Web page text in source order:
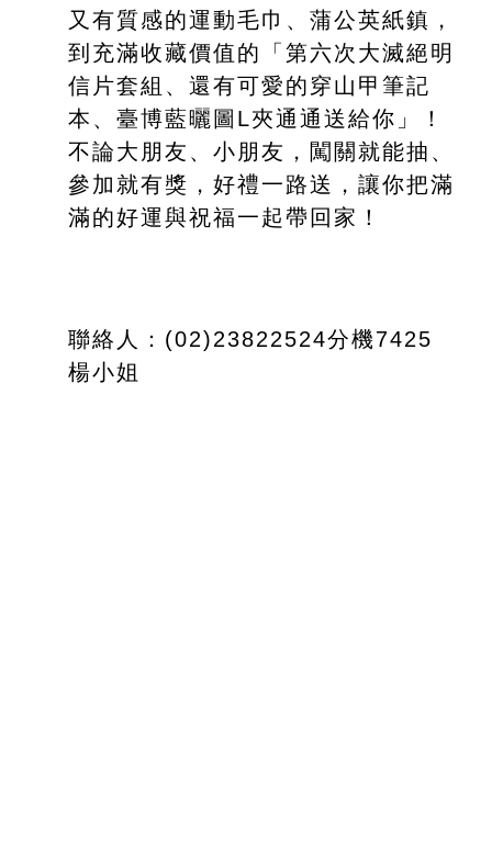
又有質感的運動毛巾、蒲公英紙鎮，
到充滿收藏價值的「第六次大滅絕明
信片套組、還有可愛的穿山甲筆記
本、臺博藍曬圖 L夾通通送給你」！
不論大朋友、小朋友，闖關就能抽、
參加就有獎，好禮一路送，讓你把滿
滿的好運與祝福一起帶回家！
聯絡人：(02)23822524分機7425
楊小姐